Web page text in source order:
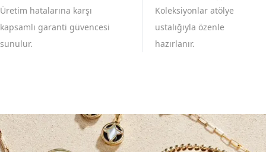
Üretim hatalarına karşı
kapsamlı garanti güvencesi
sunulur.
Koleksiyonlar atölye
ustalığıyla özenle
hazırlanır.